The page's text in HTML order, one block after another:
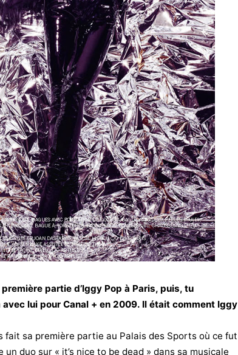
partie d’Iggy Pop à Paris, puis, tu
lui pour Canal + en 2009. Il était comment Iggy
fait sa première partie au Palais des Sports où ce fut
duo sur « it’s nice to be dead » dans sa musicale